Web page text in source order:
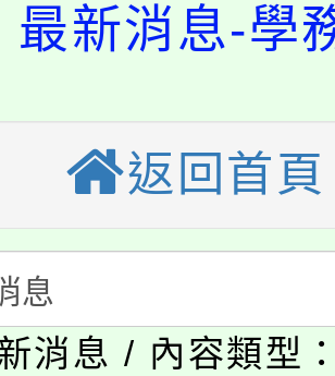
課)教師甄選結果(
校115學年度第
國文化大學推廣
》溝通分析基
歡迎學生輔導中心
諮商輔導、社會
生報名參加。
栗縣政府辦理
「校園短影音徵
簡章及活動海報
名參加。
市115學年度學生
市補助參觀特色
動實施計畫」
領人才培育課程
校115學年度第
最新消息-學
返回首頁
消息 / 內容類型